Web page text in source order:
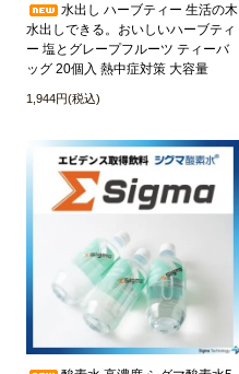
水出し ハーブティー 生活の木
水出しできる。おいしいハーブティ
ー 塩とグレープフルーツ ティーバ
ッグ 20個入 熱中症対策 大容量
1,944円(税込)